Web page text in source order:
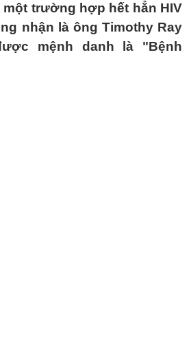
trường hợp hết hẳn HIV
nhận là ông Timothy Ray
mệnh danh là "Bệnh